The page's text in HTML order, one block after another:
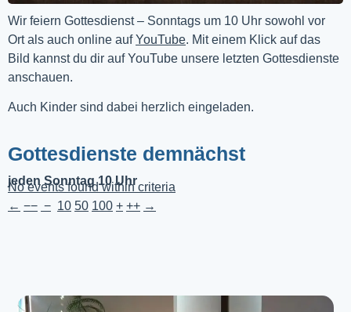
Wir feiern Gottesdienst – Sonntags um 10 Uhr sowohl vor
Ort als auch online auf YouTube. Mit einem Klick auf das
Bild kannst du dir auf YouTube unsere letzten Gottesdienste
anschauen.
Auch Kinder sind dabei herzlich eingeladen.
Gottesdienste demnächst
jeden Sonntag 10 Uhr
No events found within criteria
← −− − 10 50 100 + ++ →